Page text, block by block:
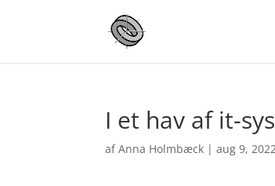
I et hav af it-
afAnna Holmbæck |aug 9,